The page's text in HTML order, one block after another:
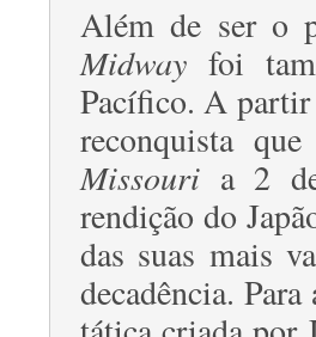
Além de ser o
Midway foi
Pacífico. A partir
reconquista
Missouri a 2
rendição do
das suas mais
decadência.